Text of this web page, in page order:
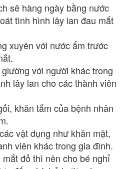
sẽ hàng ngày bằng nước
tình hình lây lan đau mắt
xuyên với nước ấm trước
với người khác trong
lây lan cho các thành viên
khăn tắm của bệnh nhân
vật dụng như khăn mặt,
viên khác trong gia đình.
đỏ thì nên cho bé nghỉ